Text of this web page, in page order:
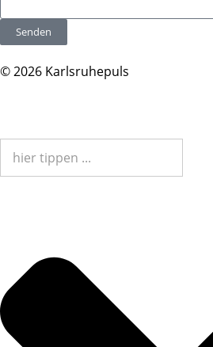
Senden
© 2026 Karlsruhepuls